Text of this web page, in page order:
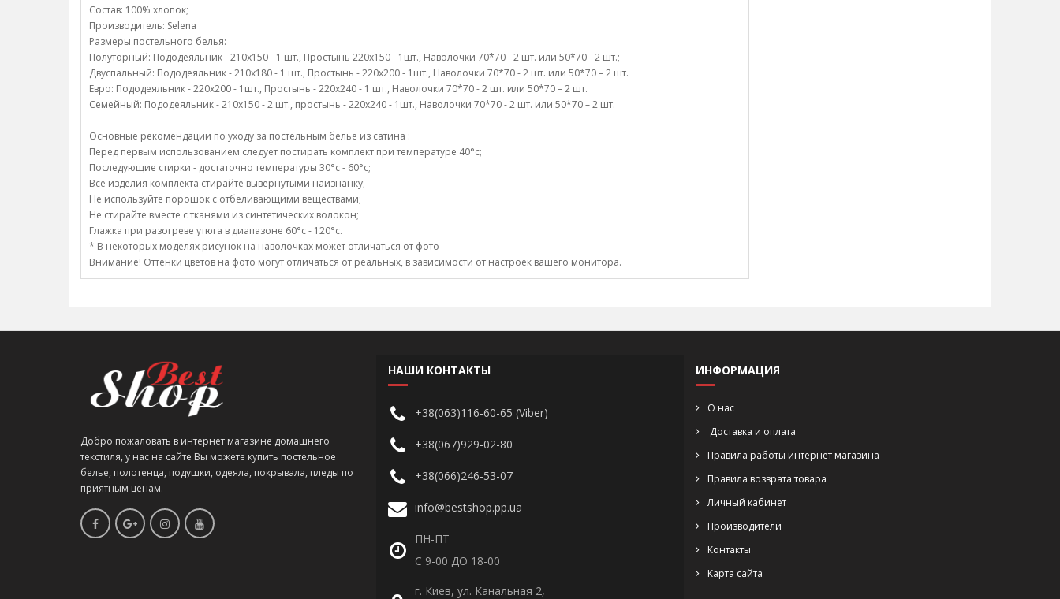
Состав: 100% хлопок;
Производитель: Selena
Размеры постельного белья:
Полуторный: Пододеяльник - 210х150 - 1 шт., Простынь 220х150 - 1шт., Наволочки 70*70 - 2 шт. или 50*70 - 2 шт.;
Двуспальный: Пододеяльник - 210х180 - 1 шт., Простынь - 220х200 - 1шт., Наволочки 70*70 - 2 шт. или 50*70 – 2 шт.
Евро: Пододеяльник - 220х200 - 1шт., Простынь - 220х240 - 1 шт., Наволочки 70*70 - 2 шт. или 50*70 – 2 шт.
Семейный: Пододеяльник - 210х150 - 2 шт., простынь - 220х240 - 1шт., Наволочки 70*70 - 2 шт. или 50*70 – 2 шт.
Основные рекомендации по уходу за постельным белье из сатина :
Перед первым использованием следует постирать комплект при температуре 40°c;
Последующие стирки - достаточно температуры 30°c - 60°c;
Все изделия комплекта стирайте вывернутыми наизнанку;
Не используйте порошок с отбеливающими веществами;
Не стирайте вместе с тканями из синтетических волокон;
Глажка при разогреве утюга в диапазоне 60°c - 120°c.
* В некоторых моделях рисунок на наволочках может отличаться от фото
Внимание! Оттенки цветов на фото могут отличаться от реальных, в зависимости от настроек вашего монитора.
Добро пожаловать в интернет магазине домашнего
текстиля, у нас на сайте Вы можете купить постельное
белье, полотенца, подушки, одеяла, покрывала, пледы по
приятным ценам.
НАШИ КОНТАКТЫ
+38(063)116-60-65 (Viber)
+38(067)929-02-80
+38(066)246-53-07
info@bestshop.pp.ua
ПН-ПТ
С 9-00 ДО 18-00
г. Киев, ул. Канальная 2,
ИНФОРМАЦИЯ
О нас
Доставка и оплата
Правила работы интернет магазина
Правила возврата товара
Личный кабинет
Производители
Контакты
Карта сайта